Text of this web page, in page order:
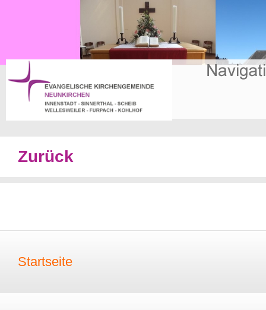
Zurück
Startseite